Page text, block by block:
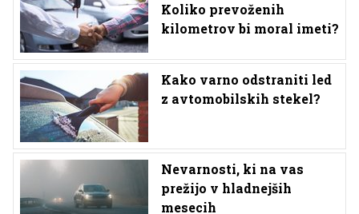
Koliko prevoženih
kilometrov bi moral imeti?
Kako varno odstraniti led
z avtomobilskih stekel?
Nevarnosti, ki na vas
prežijo v hladnejših
mesecih